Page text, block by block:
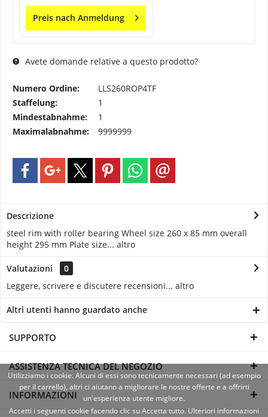
Preis nach Anmeldung
Avete domande relative a questo prodotto?
Numero Ordine:
LLS260ROP4TF
Staffelung:
1
Mindestabnahme:
1
Maximalabnahme:
9999999
Descrizione
steel rim with roller bearing Wheel size 260 x 85 mm overall
height 295 mm Plate size... altro
Valutazioni
0
Leggere, scrivere e discutere recensioni... altro
Altri utenti hanno guardato anche
SUPPORTO
ASSISTENZA TECNICA DEL NEGOZIO
INFORMAZIONI
Utilizziamo i cookie. Alcuni di essi sono tecnicamente necessari (ad esempio
per il carrello), altri ci aiutano a migliorare le nostre offerte e a offrirti
un'esperienza utente migliore.
Accetti i seguenti cookie facendo clic su Accetta tutto. Ulteriori informazioni